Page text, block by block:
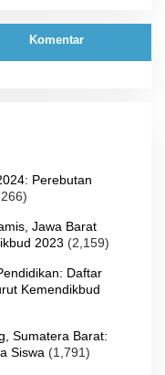
Komentar
Perebutan
Jawa Barat
2023 (2,159)
Daftar
Kemendikbud
Sumatera Barat:
Siswa (1,791)